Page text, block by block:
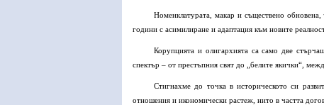
Номенклатурата, макар и съществено
години с асимилиране и адаптация към новите
Корупцията и олигархията са само две
спектър – от престъпния свят до „белите якички“,
Стигнахме до точка в историческото си
отношения и икономически растеж, нито в частта